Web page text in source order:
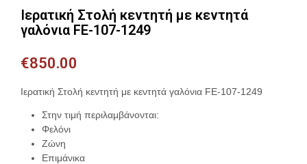
Ιερατική Στολή κεντητή με κεντητά
γαλόνια FE-107-1249
€850.00
Ιερατική Στολή κεντητή με κεντητά γαλόνια FE-107-1249
Στην τιμή περιλαμβάνονται:
Φελόνι
Ζώνη
Επιμάνικα